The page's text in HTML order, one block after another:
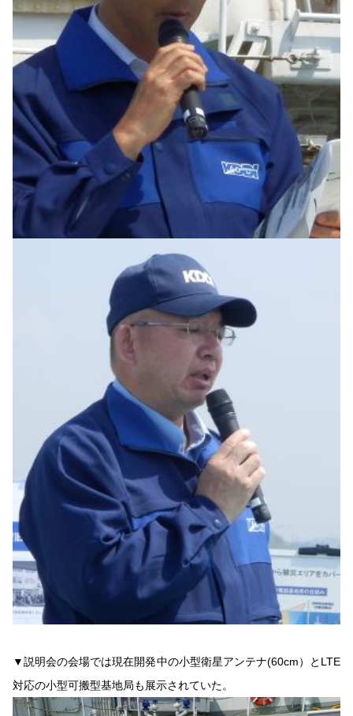
▼説明会の会場では現在開発中の小型衛星アンテナ(60cm）とLTE
対応の小型可搬型基地局も展示されていた。